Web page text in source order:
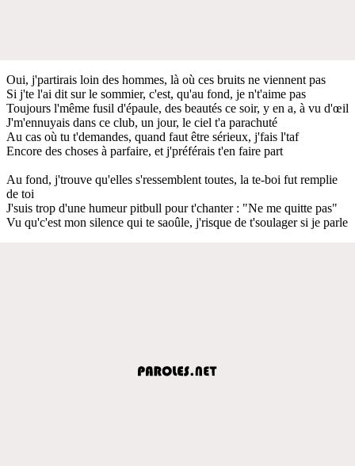
Oui, j'partirais loin des hommes, là où ces bruits ne viennent pas
Si j'te l'ai dit sur le sommier, c'est, qu'au fond, je n't'aime pas
Toujours l'même fusil d'épaule, des beautés ce soir, y en a, à vu d'œil
J'm'ennuyais dans ce club, un jour, le ciel t'a parachuté
Au cas où tu t'demandes, quand faut être sérieux, j'fais l'taf
Encore des choses à parfaire, et j'préférais t'en faire part
Au fond, j'trouve qu'elles s'ressemblent toutes, la te-boi fut remplie
de toi
J'suis trop d'une humeur pitbull pour t'chanter : "Ne me quitte pas"
Vu qu'c'est mon silence qui te saoûle, j'risque de t'soulager si je parle